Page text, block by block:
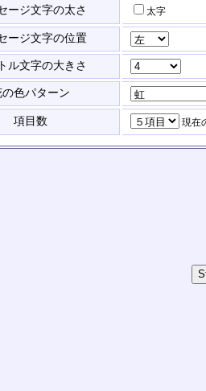
ージ文字の太さ 太字
ージ文字の位置
ル文字の大きさ
の色パターン
項目数 現在